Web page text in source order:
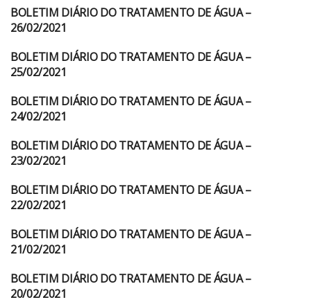
BOLETIM DIARIO DO
TRATAMENTO DA AGUA
BOLETIM DIÁRIO DO TRATAMENTO DE ÁGUA –
26/02/2021
BOLETIM DIARIO DO
TRATAMENTO DA AGUA
BOLETIM DIÁRIO DO TRATAMENTO DE ÁGUA –
25/02/2021
BOLETIM DIARIO DO
TRATAMENTO DA AGUA
BOLETIM DIÁRIO DO TRATAMENTO DE ÁGUA –
24/02/2021
BOLETIM DIARIO DO
TRATAMENTO DA AGUA
BOLETIM DIÁRIO DO TRATAMENTO DE ÁGUA –
23/02/2021
BOLETIM DIARIO DO
TRATAMENTO DA AGUA
BOLETIM DIÁRIO DO TRATAMENTO DE ÁGUA –
22/02/2021
BOLETIM DIARIO DO
TRATAMENTO DA AGUA
BOLETIM DIÁRIO DO TRATAMENTO DE ÁGUA –
21/02/2021
BOLETIM DIARIO DO
TRATAMENTO DA AGUA
BOLETIM DIÁRIO DO TRATAMENTO DE ÁGUA –
20/02/2021